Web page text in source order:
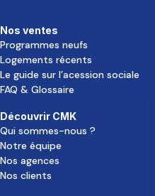
Nos ventes
Programmes neufs
Logements récents
Le guide sur l’acession sociale
FAQ & Glossaire
Découvrir CMK
Qui sommes-nous ?
Notre équipe
Nos agences
Nos clients